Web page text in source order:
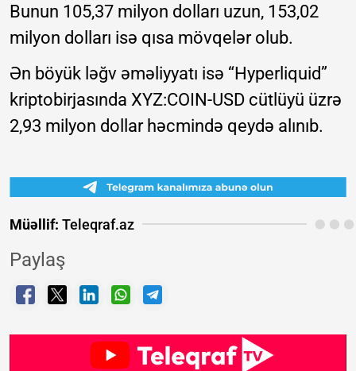
Bunun 105,37 milyon dolları uzun, 153,02
milyon dolları isə qısa mövqelər olub.
Ən böyük ləğv əməliyyatı isə “Hyperliquid”
kriptobirjasında XYZ:COIN-USD cütlüyü üzrə
2,93 milyon dollar həcmində qeydə alınıb.
Müəllif: Teleqraf.az
Paylaş